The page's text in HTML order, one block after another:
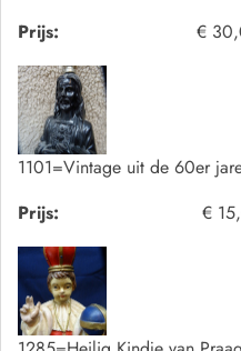
Prijs:
€
1101=Vintage uit de 60er
Prijs:
€